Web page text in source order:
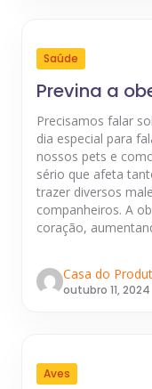
Saúde
Previna a
Precisamos falar
dia especial para
nossos pets e
sério que afeta
trazer diversos
companheiros. A
coração,
Casa do
outubro 11, 2024
Aves